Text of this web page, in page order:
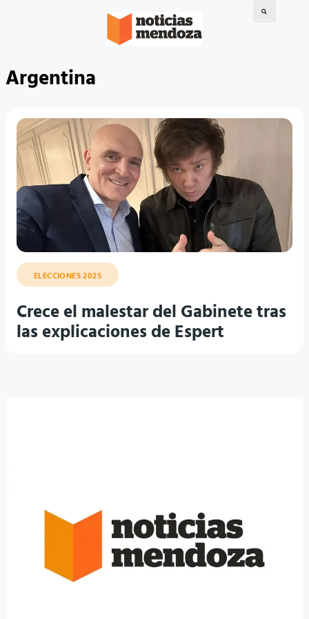
Argentina
ELECCIONES 2025
Crece el malestar del Gabinete tras
las explicaciones de Espert